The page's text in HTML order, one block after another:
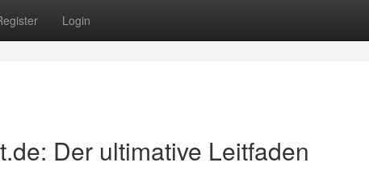
Login
Der ultimative Leitfaden